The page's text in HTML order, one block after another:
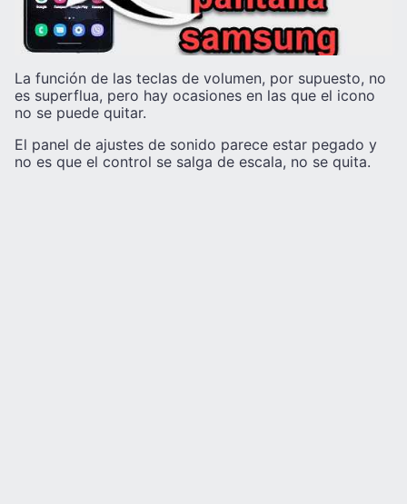
La función de las teclas de volumen, por supuesto, no
es superflua, pero hay ocasiones en las que el icono
no se puede quitar.
El panel de ajustes de sonido parece estar pegado y
no es que el control se salga de escala, no se quita.